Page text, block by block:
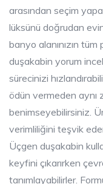
arasından seçim
lüksünü doğrudan
banyo alanınızın
duşakabin yorum
sürecinizi
ödün vermeden aynı
benimseyebilirsiniz.
verimliliğini teşvik
Üçgen duşakabin
keyfini çıkarırken
tanımlayabilirler.